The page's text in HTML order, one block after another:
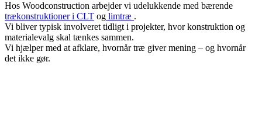
Hos Woodconstruction arbejder vi udelukkende med bærende
trækonstruktioner i CLT og limtræ .
Vi bliver typisk involveret tidligt i projekter, hvor konstruktion og
materialevalg skal tænkes sammen.
Vi hjælper med at afklare, hvornår træ giver mening – og hvornår
det ikke gør.